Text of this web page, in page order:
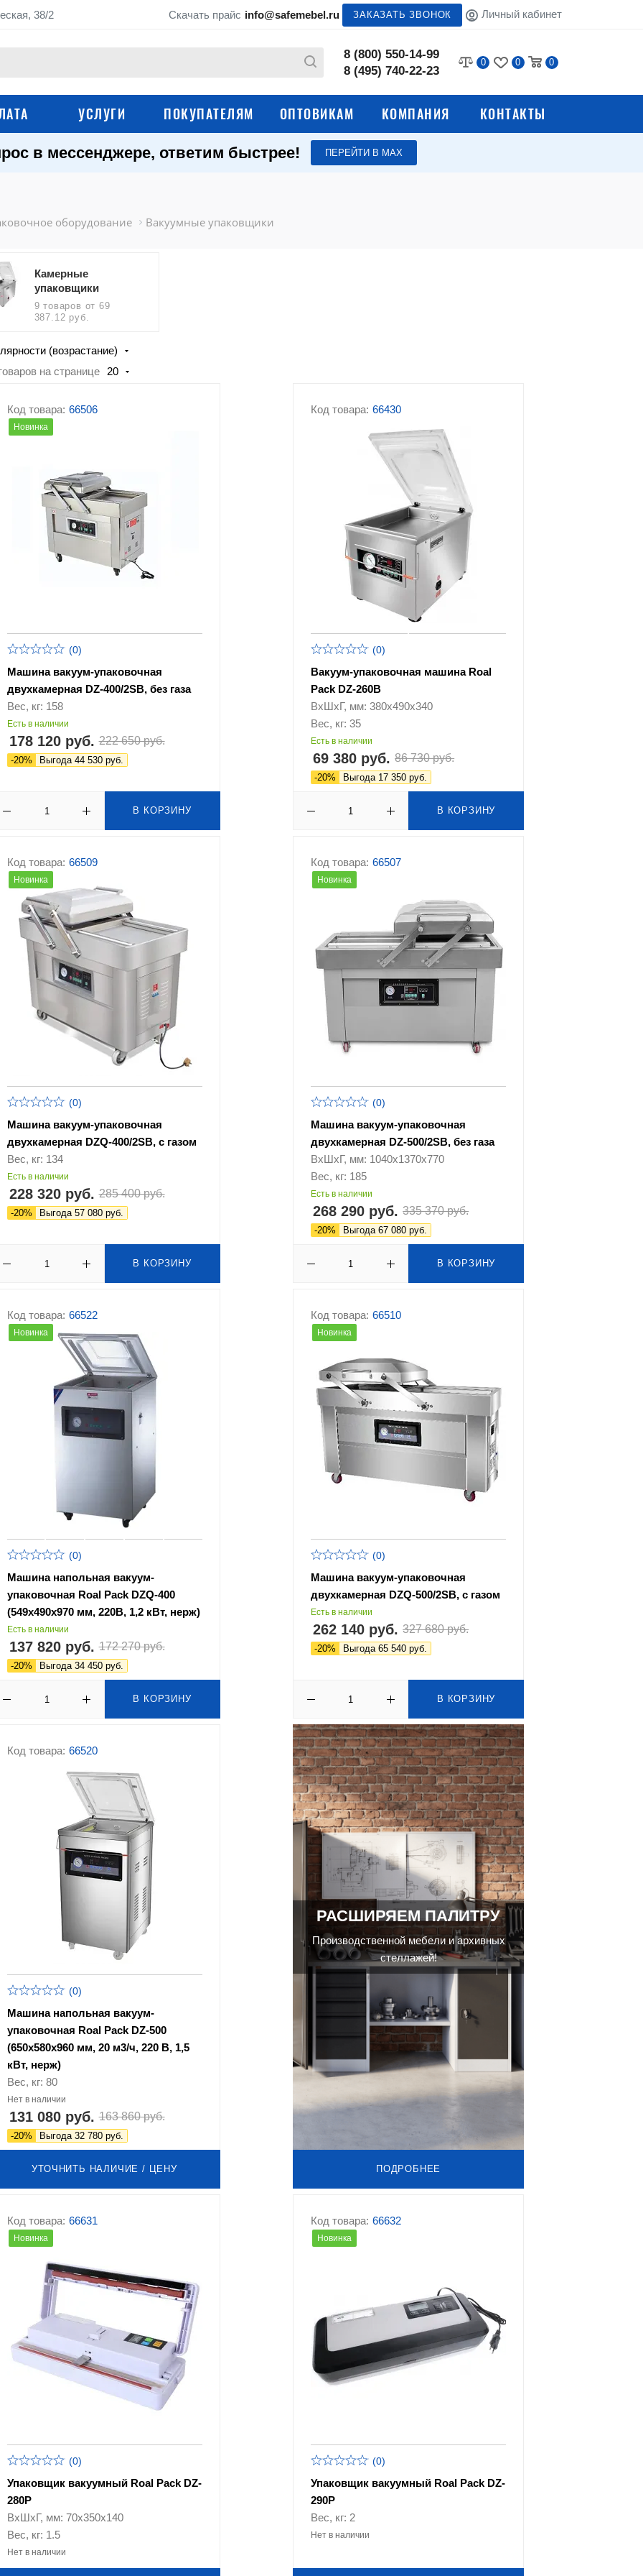
38/2 Скачать прайс info@safemebel.ru ЗАКАЗАТЬ ЗВОНОК Личный кабинет
8 (800) 550-14-99
8 (495) 740-22-23
0 0 0
Моечные ванны
Технологические
Подтоварники и
подставки
Гастроемкости и противни
Оборудование для
фастфуда
Посудомоечные машины Прочее оборудование
Хлебопекарное и
кондитерское
оборудование
Холодильное
оборудование
УСЛУГИ ПОКУПАТЕЛЯМ ОПТОВИКАМ КОМПАНИЯ КОНТАКТЫ
в мессенджере, ответим быстрее! ПЕРЕЙТИ В МАХ
оборудование Вакуумные упаковщики
Камерные
упаковщики
9 товаров от 69
387.12 руб.
(возрастание)
на странице 20
Код товара: 66506
Новинка
(0)
Машина вакуум-упаковочная
двухкамерная DZ-400/2SB, без газа
Вес, кг: 158
Есть в наличии
178 120 руб. 222 650 руб.
-20% Выгода 44 530 руб.
В КОРЗИНУ
Код товара: 66430
(0)
Вакуум-упаковочная машина Roal
Pack DZ-260В
ВхШхГ, мм: 380х490х340
Вес, кг: 35
Есть в наличии
69 380 руб. 86 730 руб.
-20% Выгода 17 350 руб.
В КОРЗИНУ
Код товара: 66509
Новинка
(0)
Машина вакуум-упаковочная
двухкамерная DZQ-400/2SB, с газом
Вес, кг: 134
Есть в наличии
228 320 руб. 285 400 руб.
-20% Выгода 57 080 руб.
В КОРЗИНУ
Код товара: 66507
Новинка
(0)
Машина вакуум-упаковочная
двухкамерная DZ-500/2SB, без газа
ВхШхГ, мм: 1040х1370х770
Вес, кг: 185
Есть в наличии
268 290 руб. 335 370 руб.
-20% Выгода 67 080 руб.
В КОРЗИНУ
Код товара: 66522
Новинка
(0)
Машина напольная вакуум-
упаковочная Roal Pack DZQ-400
(549х490х970 мм, 220В, 1,2 кВт, нерж)
Есть в наличии
137 820 руб. 172 270 руб.
-20% Выгода 34 450 руб.
В КОРЗИНУ
Код товара: 66510
Новинка
(0)
Машина вакуум-упаковочная
двухкамерная DZQ-500/2SB, с газом
Есть в наличии
262 140 руб. 327 680 руб.
-20% Выгода 65 540 руб.
В КОРЗИНУ
Код товара: 66520
(0)
Машина напольная вакуум-
упаковочная Roal Pack DZ-500
(650х580х960 мм, 20 м3/ч, 220 В, 1,5
кВт, нерж)
Вес, кг: 80
Нет в наличии
131 080 руб. 163 860 руб.
-20% Выгода 32 780 руб.
УТОЧНИТЬ НАЛИЧИЕ / ЦЕНУ
РАСШИРЯЕМ ПАЛИТРУ
Производственной мебели и архивных
стеллажей!
ПОДРОБНЕЕ
Код товара: 66631
Новинка
(0)
Упаковщик вакуумный Roal Pack DZ-
280P
ВхШхГ, мм: 70х350х140
Вес, кг: 1.5
Нет в наличии
Код товара: 66632
Новинка
(0)
Упаковщик вакуумный Roal Pack DZ-
290P
Вес, кг: 2
Нет в наличии